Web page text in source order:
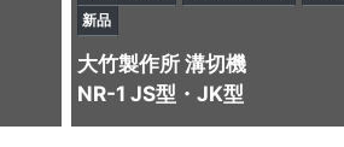
新品
大竹製作所溝切機
NR-1 JS型・JK型